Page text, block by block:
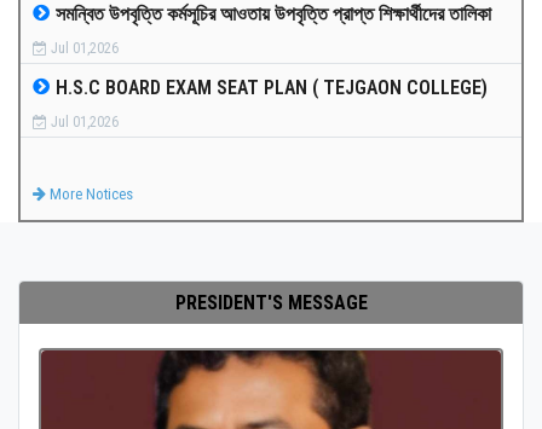
CO-CURRICULUM
RESULTS
সমন্বিত উপবৃত্তি কর্মসূচির আওতায় উপবৃত্তি প্রাপ্ত শিক্ষার্থীদের তালিকা
Jul 01,2026
H.S.C BOARD EXAM SEAT PLAN ( TEJGAON COLLEGE)
Jul 01,2026
More Notices
PRESIDENT'S MESSAGE